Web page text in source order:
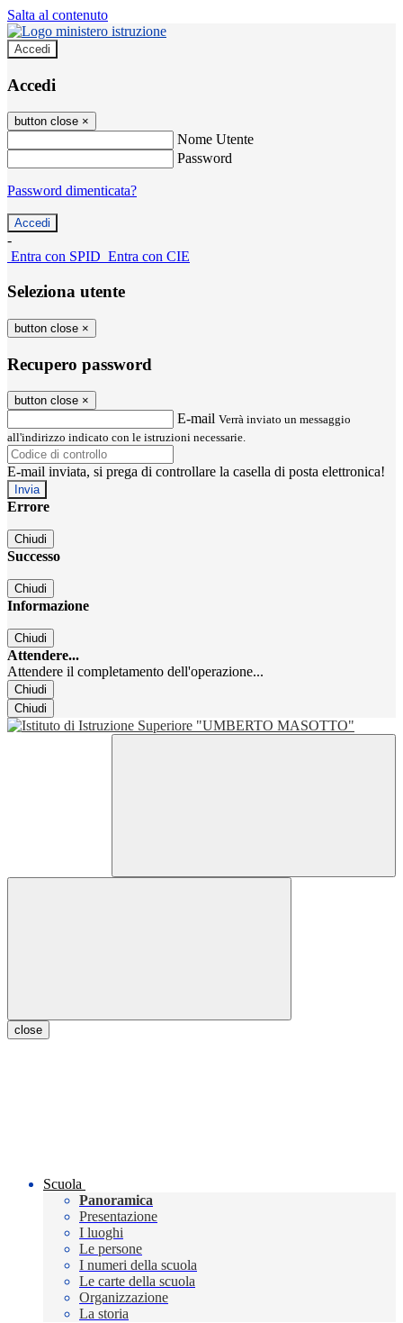
Salta al contenuto
Accedi
Accedi
button close ×
Nome Utente
Password
Password dimenticata?
-
Entra con SPID Entra con CIE
Seleziona utente
button close ×
Recupero password
button close ×
E-mail Verrà inviato un messaggio
all'indirizzo indicato con le istruzioni necessarie.
E-mail inviata, si prega di controllare la casella di posta elettronica!
Errore
Chiudi
Successo
Chiudi
Informazione
Chiudi
Attendere...
Attendere il completamento dell'operazione...
Chiudi
Chiudi
close
Scuola
Panoramica
Presentazione
I luoghi
Le persone
I numeri della scuola
Le carte della scuola
Organizzazione
La storia